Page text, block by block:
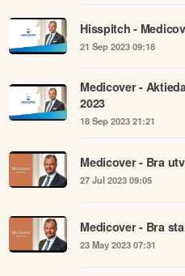
Hisspitch -
21 Sep 2023 09:18
Medicover -
2023
18 Sep 2023 21:21
Medicover - Bra
27 Jul 2023 09:05
Medicover - Bra
23 May 2023 07:31